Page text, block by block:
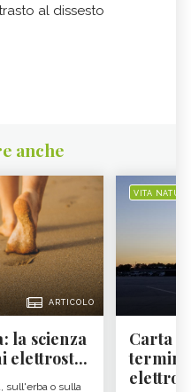
al dissesto
anche
ARTICOLO
la scienza
elettrost...
sull'erba o sulla
VITA
Carta